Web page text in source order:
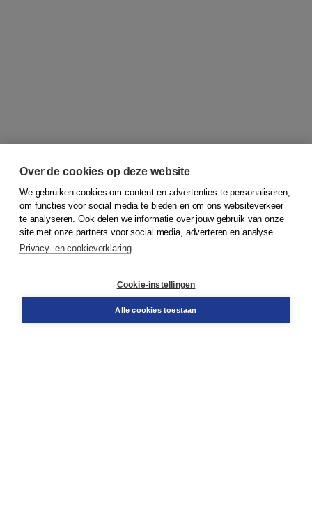
© 2026Koninklijke Boom uitgevers
Klantenservice
Service & informatie
Contact
Over de cookies op deze website
We gebruiken cookies om content en advertenties te personaliseren,
om functies voor social media te bieden en om ons websiteverkeer
te analyseren. Ook delen we informatie over jouw gebruik van onze
site met onze partners voor social media, adverteren en analyse.
Privacy- en cookieverklaring
Cookie-instellingen
Alle cookies toestaan